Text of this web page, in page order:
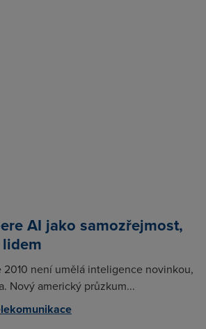
AI jako samozřejmost,
2010 není umělá inteligence novinkou,
Nový americký průzkum...